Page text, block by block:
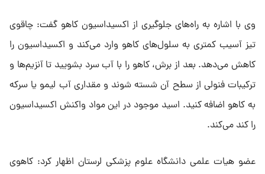
وی با اشاره به راه‌های جلوگیری از اکسیداسیون کاهو گفت: چاقوی
تیز آسیب کمتری به سلول‌های کاهو وارد می‌کند و اکسیداسیون را
کاهش می‌دهد. بعد از برش، کاهو را با آب سرد بشویید تا آنزیم‌ها و
ترکیبات فنولی از سطح آن شسته شوند و مقداری آب لیمو یا سرکه
به کاهو اضافه کنید. اسید موجود در این مواد واکنش اکسیداسیون
را کند می‌کند.
عضو هیات علمی دانشگاه علوم پزشکی لرستان اظهار کرد: کاهوی